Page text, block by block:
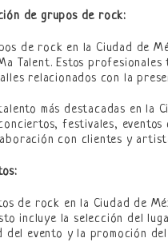
de grupos de rock:
de rock en la Ciudad de
Talent. Estos
relacionados con la
más destacadas en
festivales,
con clientes y
de rock en la Ciudad de
incluye la selección del
del evento y la promoción